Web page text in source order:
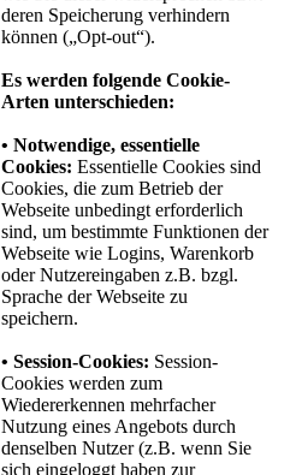
deren Speicherung verhindern
können („Opt-out“).
Es werden folgende Cookie-
Arten unterschieden:
• Notwendige, essentielle
Cookies: Essentielle Cookies sind
Cookies, die zum Betrieb der
Webseite unbedingt erforderlich
sind, um bestimmte Funktionen der
Webseite wie Logins, Warenkorb
oder Nutzereingaben z.B. bzgl.
Sprache der Webseite zu
speichern.
• Session-Cookies: Session-
Cookies werden zum
Wiedererkennen mehrfacher
Nutzung eines Angebots durch
denselben Nutzer (z.B. wenn Sie
sich eingeloggt haben zur